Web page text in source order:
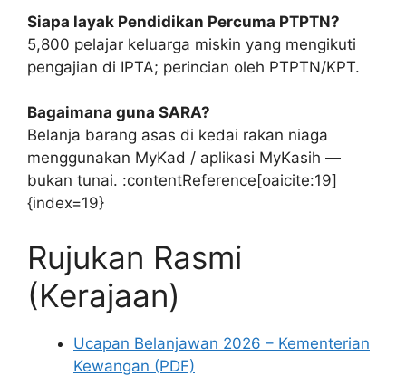
Siapa layak Pendidikan Percuma PTPTN?
5,800 pelajar keluarga miskin yang mengikuti
pengajian di IPTA; perincian oleh PTPTN/KPT.
Bagaimana guna SARA?
Belanja barang asas di kedai rakan niaga
menggunakan MyKad / aplikasi MyKasih —
bukan tunai. :contentReference[oaicite:19]
{index=19}
Rujukan Rasmi
(Kerajaan)
Ucapan Belanjawan 2026 – Kementerian
Kewangan (PDF)